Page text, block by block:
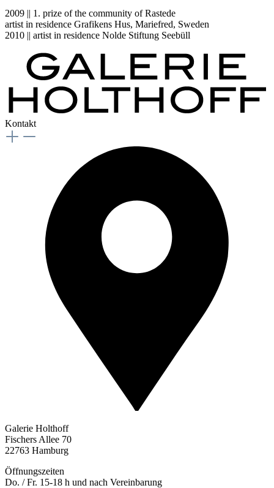
2009 || 1. prize of the community of Rastede
artist in residence Grafikens Hus, Mariefred, Sweden
2010 || artist in residence Nolde Stiftung Seebüll
Kontakt
Galerie Holthoff
Fischers Allee 70
22763 Hamburg
Öffnungszeiten
Do. / Fr. 15-18 h und nach Vereinbarung